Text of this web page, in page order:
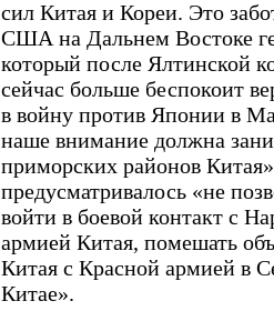
сил Китая и Кореи. Это
США на Дальнем Востоке
который после Ялтинской
сейчас больше беспокоит
в войну против Японии в
наше внимание должна
приморских районов
предусматривалось «не
войти в боевой контакт с
армией Китая, помешать
Китая с Красной армией в
Китае».